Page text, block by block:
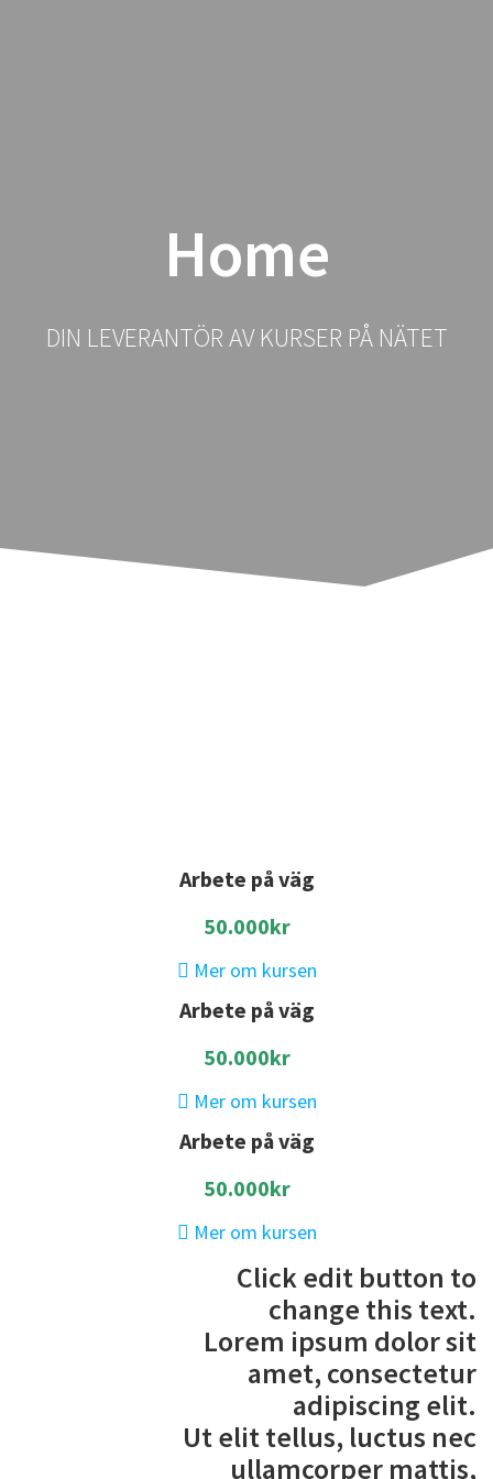
Home
DIN LEVERANTÖR AV KURSER PÅ NÄTET
Arbete på väg
50.000kr
Mer om kursen
Arbete på väg
50.000kr
Mer om kursen
Arbete på väg
50.000kr
Mer om kursen
Click edit button to
change this text.
Lorem ipsum dolor sit
amet, consectetur
adipiscing elit.
Ut elit tellus, luctus nec
ullamcorper mattis,